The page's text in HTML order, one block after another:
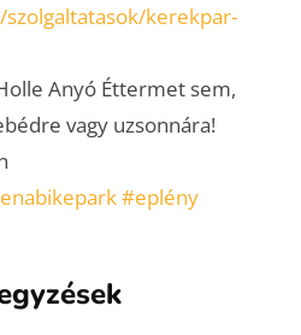
kerekpar-
Anyó Éttermet sem,
vagy uzsonnára!
#eplény